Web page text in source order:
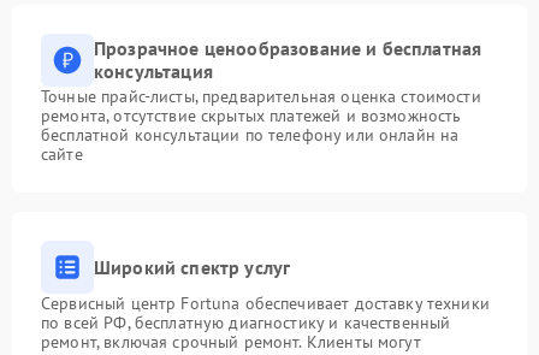
Прозрачное ценообразование и бесплатная
консультация
Точные прайс-листы, предварительная оценка стоимости
ремонта, отсутствие скрытых платежей и возможность
бесплатной консультации по телефону или онлайн на
сайте
Широкий спектр услуг
Сервисный центр Fortuna обеспечивает доставку техники
по всей РФ, бесплатную диагностику и качественный
ремонт, включая срочный ремонт. Клиенты могут